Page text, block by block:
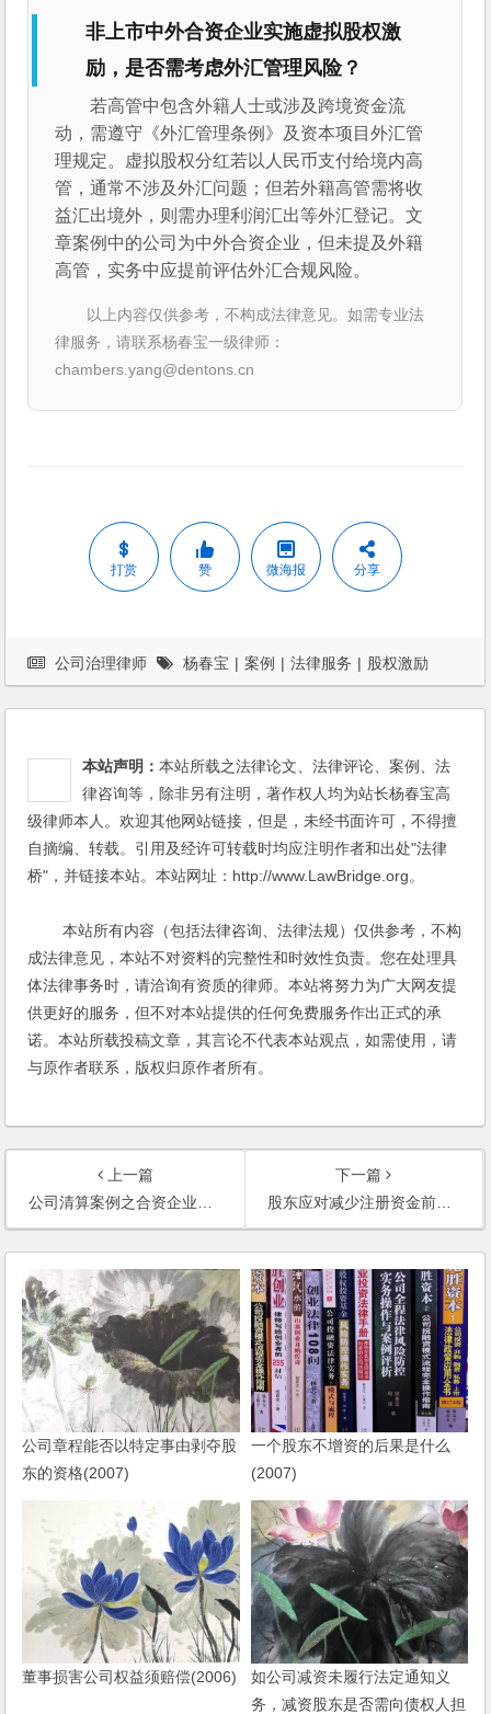
非上市中外合资企业实施虚拟股权激
励，是否需考虑外汇管理风险？
若高管中包含外籍人士或涉及跨境资金流
动，需遵守《外汇管理条例》及资本项目外汇管
理规定。虚拟股权分红若以人民币支付给境内高
管，通常不涉及外汇问题；但若外籍高管需将收
益汇出境外，则需办理利润汇出等外汇登记。文
章案例中的公司为中外合资企业，但未提及外籍
高管，实务中应提前评估外汇合规风险。
以上内容仅供参考，不构成法律意见。如需专业法
律服务，请联系杨春宝一级律师：
chambers.yang@dentons.cn
打赏 赞 微海报 分享
公司治理律师 杨春宝 | 案例 | 法律服务 | 股权激励
本站声明：本站所载之法律论文、法律评论、案例、法
律咨询等，除非另有注明，著作权人均为站长杨春宝高
级律师本人。欢迎其他网站链接，但是，未经书面许可，不得擅
自摘编、转载。引用及经许可转载时均应注明作者和出处"法律
桥"，并链接本站。本站网址：http://www.LawBridge.org。
本站所有内容（包括法律咨询、法律法规）仅供参考，不构
成法律意见，本站不对资料的完整性和时效性负责。您在处理具
体法律事务时，请洽询有资质的律师。本站将努力为广大网友提
供更好的服务，但不对本站提供的任何免费服务作出正式的承
诺。本站所载投稿文章，其言论不代表本站观点，如需使用，请
与原作者联系，版权归原作者所有。
上一篇
公司清算案例之合资企业法院强制清算法律服务
下一篇
股东应对减少注册资金前的公司债务在减资范围内承担补充清偿责任
公司章程能否以特定事由剥夺股
东的资格(2007)
一个股东不增资的后果是什么
(2007)
董事损害公司权益须赔偿(2006)
如公司减资未履行法定通知义
务，减资股东是否需向债权人担